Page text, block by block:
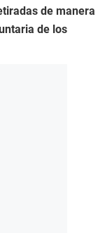
de manera
de los